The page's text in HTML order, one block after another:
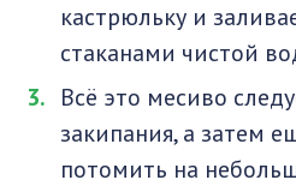
кастрюльку и
стаканами чистой
Всё это месиво
закипания, а затем
потомить на